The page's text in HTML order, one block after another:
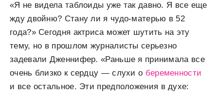
«Я не видела таблоиды уже так давно. Я все еще
жду двойню? Стану ли я чудо-матерью в 52
года?» Сегодня актриса может шутить на эту
тему, но в прошлом журналисты серьезно
задевали Дженнифер. «Раньше я принимала все
очень близко к сердцу — слухи о беременности
и все остальное. Эти предположения в духе: